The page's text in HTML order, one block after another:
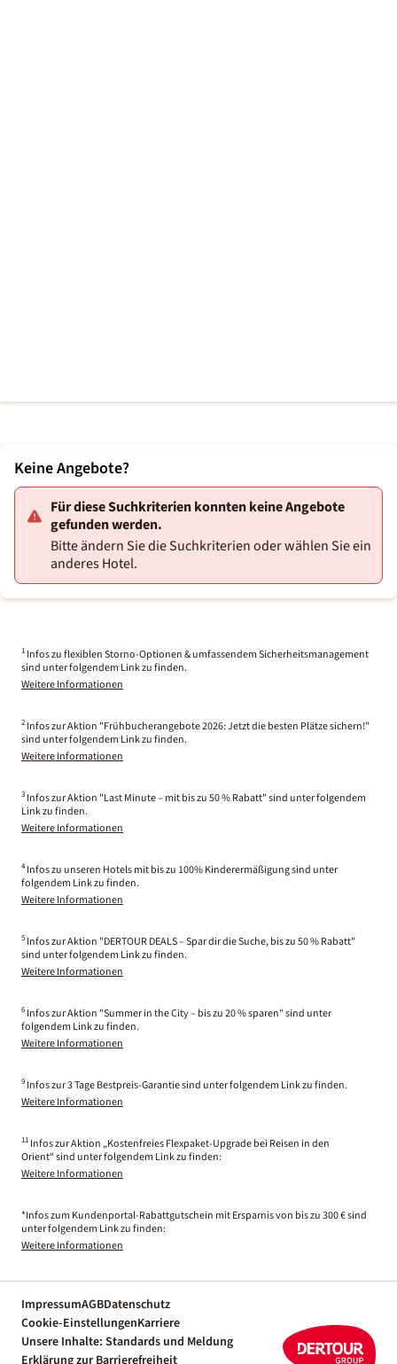
Keine Angebote?
Für diese Suchkriterien konnten keine Angebote
gefunden werden.
Bitte ändern Sie die Suchkriterien oder wählen Sie ein
anderes Hotel.
1 Infos zu flexiblen Storno-Optionen & umfassendem Sicherheitsmanagement
sind unter folgendem Link zu finden.
Weitere Informationen
2 Infos zur Aktion "Frühbucherangebote 2026: Jetzt die besten Plätze sichern!"
sind unter folgendem Link zu finden.
Weitere Informationen
3 Infos zur Aktion "Last Minute – mit bis zu 50 % Rabatt" sind unter folgendem
Link zu finden.
Weitere Informationen
4 Infos zu unseren Hotels mit bis zu 100% Kinderermäßigung sind unter
folgendem Link zu finden.
Weitere Informationen
5 Infos zur Aktion "DERTOUR DEALS – Spar dir die Suche, bis zu 50 % Rabatt"
sind unter folgendem Link zu finden.
Weitere Informationen
6 Infos zur Aktion "Summer in the City – bis zu 20 % sparen" sind unter
folgendem Link zu finden.
Weitere Informationen
9 Infos zur 3 Tage Bestpreis-Garantie sind unter folgendem Link zu finden.
Weitere Informationen
11 Infos zur Aktion „Kostenfreies Flexpaket-Upgrade bei Reisen in den
Orient“ sind unter folgendem Link zu finden:
Weitere Informationen
*Infos zum Kundenportal-Rabattgutschein mit Ersparnis von bis zu 300 € sind
unter folgendem Link zu finden:
Weitere Informationen
ImpressumAGBDatenschutz
Cookie-EinstellungenKarriere
Unsere Inhalte: Standards und Meldung
Erklärung zur Barrierefreiheit